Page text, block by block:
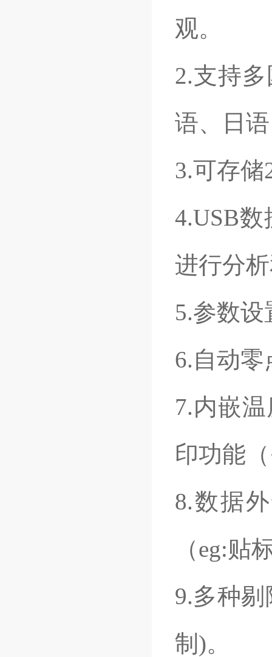
观。
2.支持
语、日
3.可存储
4.USB数
进行分
5.参数设
6.自动
7.内嵌
印功能
8.数据
（eg:贴
9.多种
制 )。